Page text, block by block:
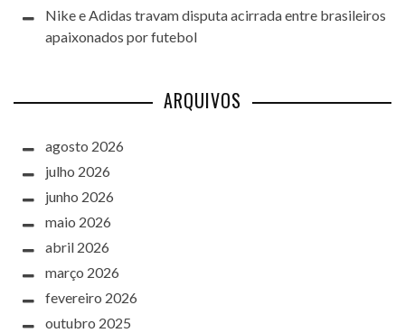
Nike e Adidas travam disputa acirrada entre brasileiros
apaixonados por futebol
ARQUIVOS
agosto 2026
julho 2026
junho 2026
maio 2026
abril 2026
março 2026
fevereiro 2026
outubro 2025